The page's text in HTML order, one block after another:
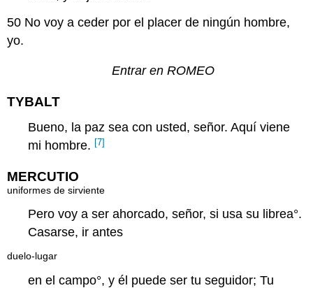
50 No voy a ceder por el placer de ningún hombre,
yo.
Entrar en ROMEO
TYBALT
Bueno, la paz sea con usted, señor. Aquí viene
mi hombre. [7]
MERCUTIO
uniformes de sirviente
Pero voy a ser ahorcado, señor, si usa su librea°.
Casarse, ir antes
duelo-lugar
en elcampo°, y él puede ser tu seguidor; Tu